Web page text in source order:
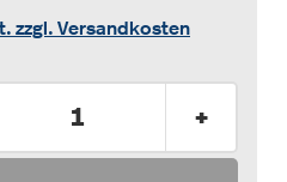
zzgl. Versandkosten
Anzahl: Gib den
+